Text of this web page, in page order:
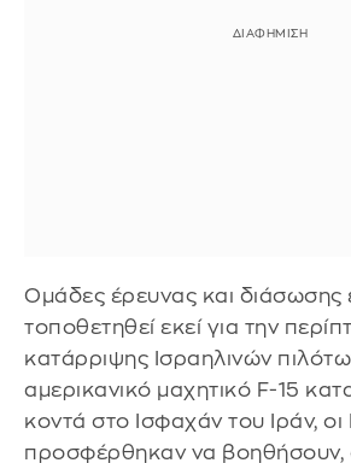
Ομάδες έρευνας και διάσωσης
τοποθετηθεί εκεί για την
κατάρριψης Ισραηλινών
αμερικανικό μαχητικό F-15
κοντά στο Ισφαχάν του Ιράν, οι
προσφέρθηκαν να βοηθήσουν,